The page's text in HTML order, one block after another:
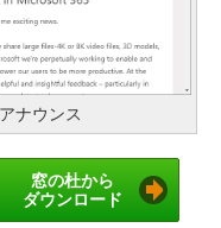
ナウンス
窓の杜から
ダウンロード